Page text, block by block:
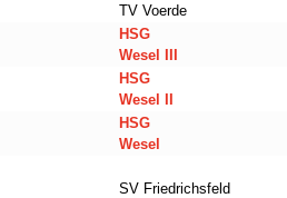
TV Voerde
HSG
Wesel III
HSG
Wesel II
HSG
Wesel
SV Friedrichsfeld